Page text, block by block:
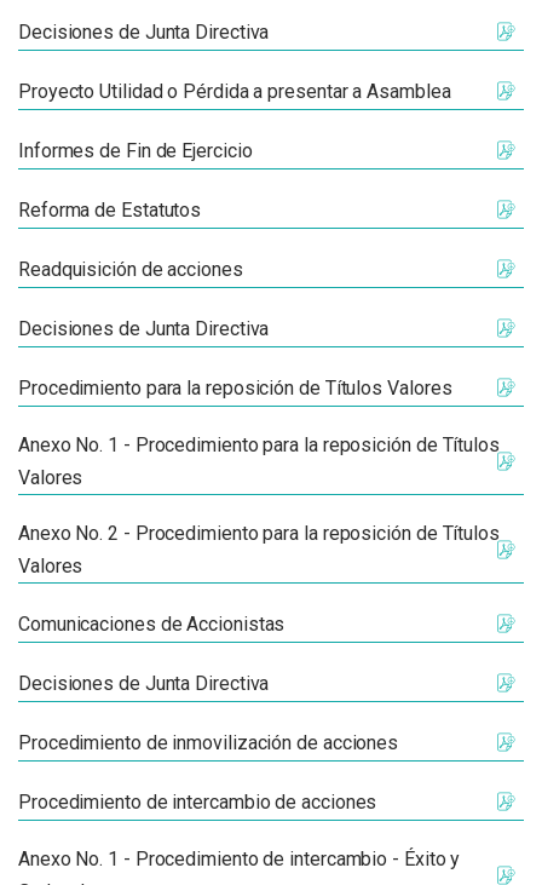
Decisiones de Junta Directiva
Proyecto Utilidad o Pérdida a presentar a Asamblea
Informes de Fin de Ejercicio
Reforma de Estatutos
Readquisición de acciones
Decisiones de Junta Directiva
Procedimiento para la reposición de Títulos Valores
Anexo No. 1 - Procedimiento para la reposición de Títulos
Valores
Anexo No. 2 - Procedimiento para la reposición de Títulos
Valores
Comunicaciones de Accionistas
Decisiones de Junta Directiva
Procedimiento de inmovilización de acciones
Procedimiento de intercambio de acciones
Anexo No. 1 - Procedimiento de intercambio - Éxito y